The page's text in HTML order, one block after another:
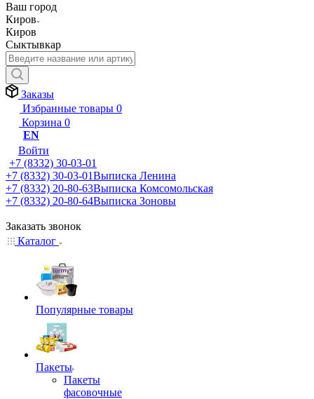
Ваш город
Киров
Киров
Сыктывкар
Заказы
Избранные товары 0
Корзина 0
EN
Войти
+7 (8332) 30-03-01
+7 (8332) 30-03-01Выписка Ленина
+7 (8332) 20-80-63Выписка Комсомольская
+7 (8332) 20-80-64Выписка Зоновы
Заказать звонок
Каталог
Популярные товары
Пакеты
Пакеты
фасовочные